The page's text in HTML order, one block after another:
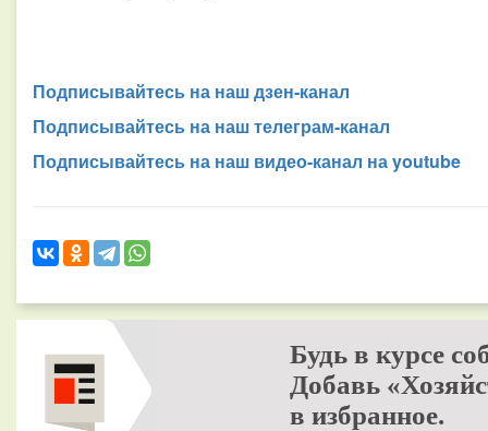
Подписывайтесь на наш дзен-канал
Подписывайтесь на наш телеграм-канал
Подписывайтесь на наш видео-канал на youtube
Будь в курсе
Добавь
в избранное.